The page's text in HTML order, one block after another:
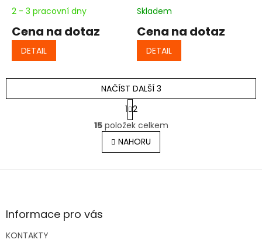
2 - 3 pracovní dny
Cena na dotaz
DETAIL
Skladem
Cena na dotaz
DETAIL
O
v
l
á
NAČÍST DALŠÍ 3
S
t
r
á
n
k
v
1 2
15položek celkem
NAHORU
Z
aInformace pro vás
KONTAKTY